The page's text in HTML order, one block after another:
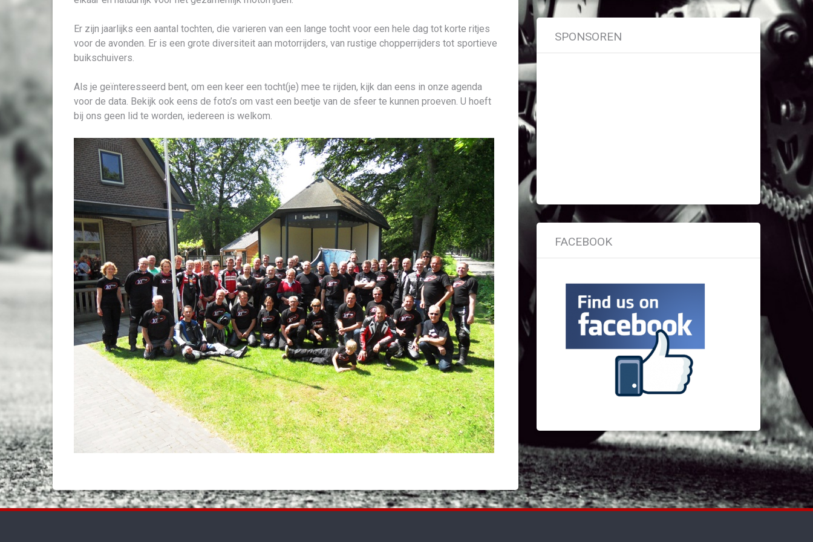
Er zijn jaarlijks een aantal tochten, die varieren van een lange tocht voor een hele dag tot korte ritjes
voor de avonden. Er is een grote diversiteit aan motorrijders, van rustige chopperrijders tot sportieve
buikschuivers.
Als je geïnteresseerd bent, om een keer een tocht(je) mee te rijden, kijk dan eens in onze agenda
voor de data. Bekijk ook eens de foto’s om vast een beetje van de sfeer te kunnen proeven. U hoeft
bij ons geen lid te worden, iedereen is welkom.
SPONSOREN
FACEBOOK